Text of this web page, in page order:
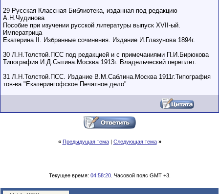
29 Русская Классная Библиотека, изданная под редакцию
А.Н.Чудинова
Пособие при изучении русской литературы выпуск XVII-ый.
Императрица
Екатерина II. Избранные сочинения. Издание И.Глазунова 1894г.
30 Л.Н.Толстой.ПСС под редакцией и с примечаниями П.И.Бирюкова
Типография И.Д.Сытина.Москва 1913г. Владельческий переплет.
31 Л.Н.Толстой.ПСС. Издание В.М.Саблина.Москва 1911г.Типография
тов-ва "Екатерингофское Печатное дело"
« Предыдущая тема| Следующая тема »
Текущее время: 04:58:20. Часовой пояс GMT +3.